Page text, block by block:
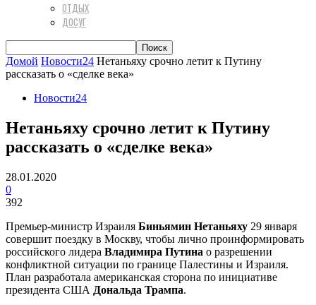
ОТДЫХ
ДОСУГ
Домой Новости24 Нетаньяху срочно летит к Путину
рассказать о «сделке века»
Новости24
Нетаньяху срочно летит к Путину
рассказать о «сделке века»
28.01.2020
0
392
Премьер-министр Израиля Биньямин Нетаньяху 29 января
совершит поездку в Москву, чтобы лично проинформировать
российского лидера Владимира Путина о разрешении
конфликтной ситуации по границе Палестины и Израиля.
План разработала американская сторона по инициативе
президента США Дональда Трампа.